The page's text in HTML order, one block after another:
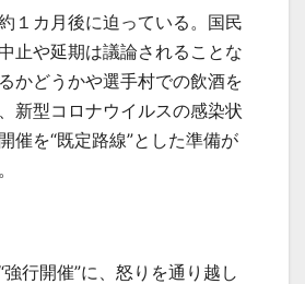
１カ月後に迫っている。国民
止や延期は議論されることな
かどうかや選手村での飲酒を
新型コロナウイルスの感染状
催を“既定路線”とした準備が
行開催”に、怒りを通り越し